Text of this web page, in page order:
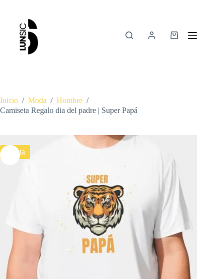
Inicio / Moda / Hombre /
Camiseta Regalo dia del padre | Super Papá
Oferta